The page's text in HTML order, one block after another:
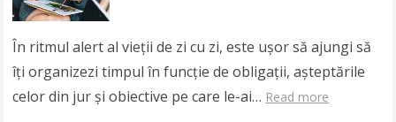
În ritmul alert al vieții de zi cu zi, este ușor să ajungi să
îți organizezi timpul în funcție de obligații, așteptările
celor din jur și obiective pe care le-ai… Read more